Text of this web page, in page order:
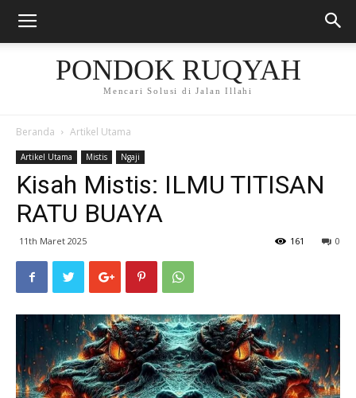
PONDOK RUQYAH
Mencari Solusi di Jalan Illahi
Beranda Artikel Utama
Artikel Utama Mistis Ngaji
Kisah Mistis: ILMU TITISAN
RATU BUAYA
11th Maret 2025 0
161